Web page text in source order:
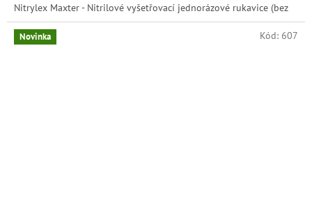
Nitrylex Maxter - Nitrilové vyšetřovací jednorázové rukavice (bez
pudru) tmavě modré, 100 ks.
Velikost M.
Novinka Kód: 607